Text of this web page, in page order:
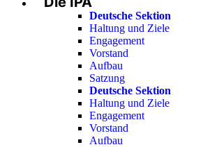
Deutsche Sektion
Haltung und Ziele
Engagement
Vorstand
Aufbau
Satzung
Deutsche Sektion
Haltung und Ziele
Engagement
Vorstand
Aufbau